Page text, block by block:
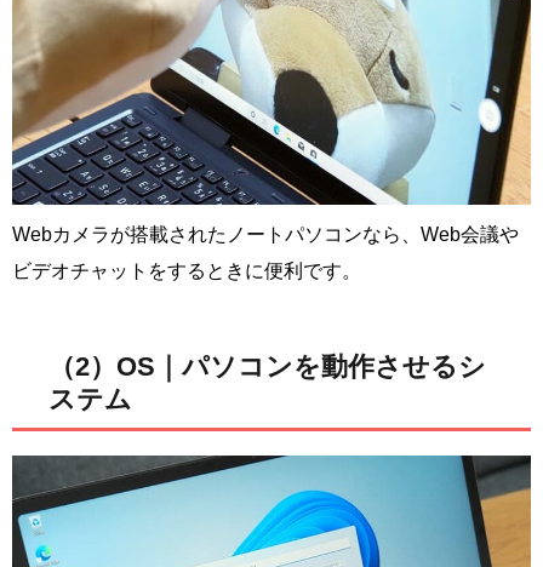
Webカメラが搭載されたノートパソコンなら、Web会議や
ビデオチャットをするときに便利です。
（2）OS｜パソコンを動作させるシ
ステム